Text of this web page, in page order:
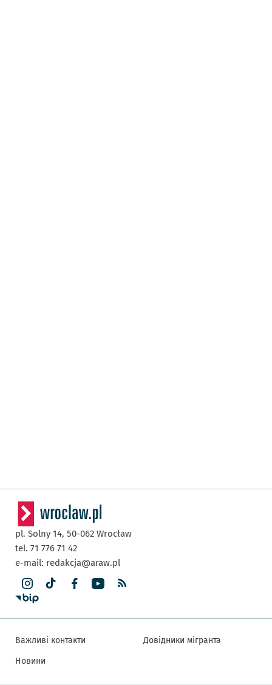
pl. Solny 14, 50-062 Wrocław
tel. 71 776 71 42
e-mail: redakcja@araw.pl
Важливі контакти
Новини
Довідники мігранта